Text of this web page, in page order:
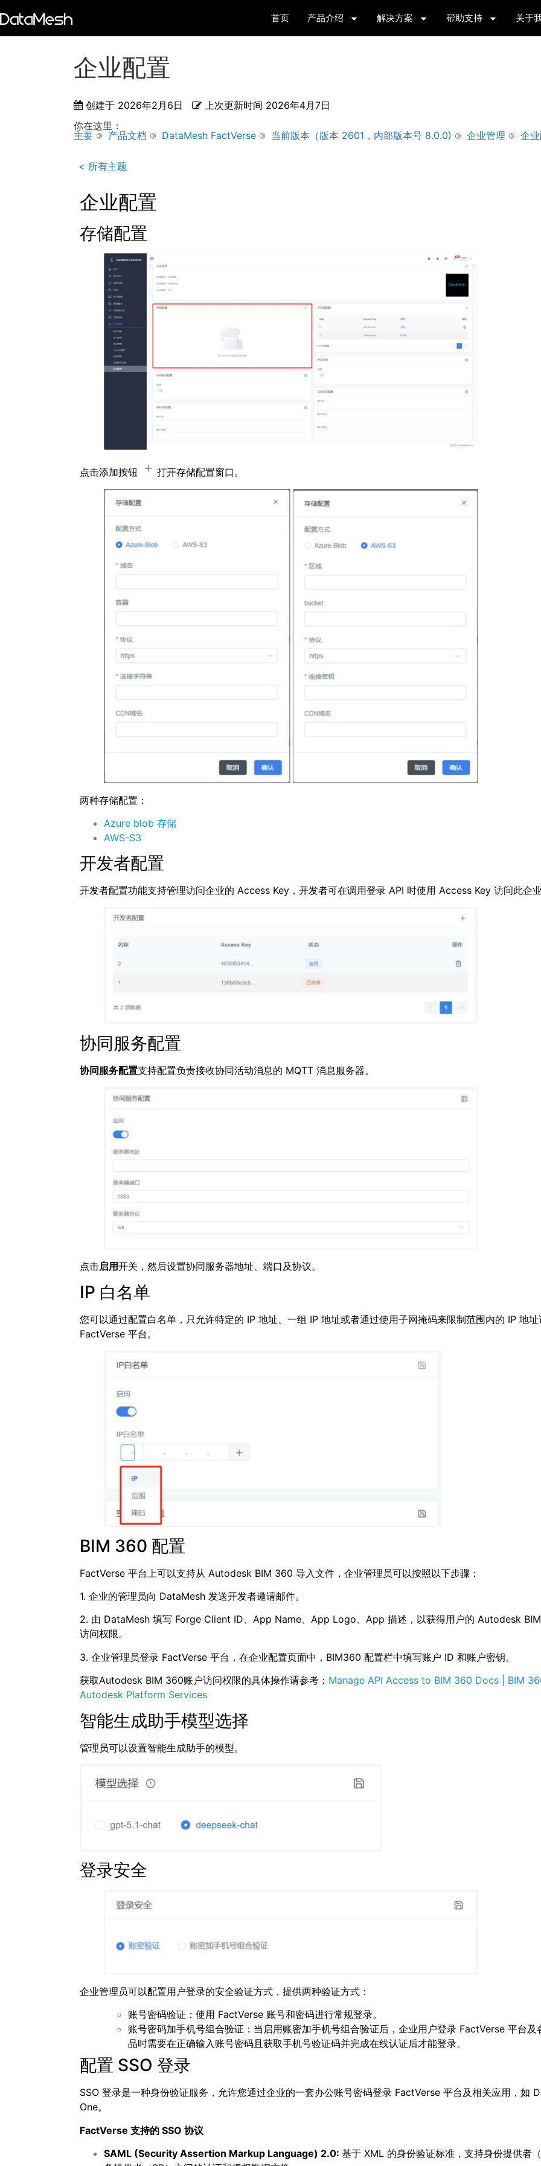
首页 产品介绍 解决方案 帮助支持 关于
企业配置
创建于 2026年2月6日 上次更新时间 2026年4月7日
你在这里：
主要
产品文档 DataMesh FactVerse 当前版本（版本 2601，内部版本号 8.0.0) 企业管理 企
< 所有主题
企业配置
存储配置
点击添加按钮 打开存储配置窗口。
两种存储配置：
Azure blob 存储
AWS-S3
开发者配置
开发者配置功能支持管理访问企业的 Access Key，开发者可在调用登录 API 时使用 Access Key 访问此企
协同服务配置
协同服务配置支持配置负责接收协同活动消息的 MQTT 消息服务器。
点击启用开关，然后设置协同服务器地址、端口及协议。
IP 白名单
您可以通过配置白名单，只允许特定的 IP 地址、一组 IP 地址或者通过使用子网掩码来限制范围内的 IP 地址
FactVerse 平台。
BIM 360 配置
FactVerse 平台上可以支持从 Autodesk BIM 360 导入文件，企业管理员可以按照以下步骤：
1. 企业的管理员向 DataMesh 发送开发者邀请邮件。
2. 由 DataMesh 填写 Forge Client ID、App Name、App Logo、App 描述，以获得用户的 Autodesk
访问权限。
3. 企业管理员登录 FactVerse 平台，在企业配置页面中，BIM360 配置栏中填写账户 ID 和账户密钥。
获取Autodesk BIM 360账户访问权限的具体操作请参考： Manage API Access to BIM 360 Docs | BIM
Autodesk Platform Services
智能生成助手模型选择
管理员可以设置智能生成助手的模型。
登录安全
企业管理员可以配置用户登录的安全验证方式，提供两种验证方式：
账号密码验证：使用 FactVerse 账号和密码进行常规登录。
账号密码加手机号组合验证：当启用账密加手机号组合验证后，企业用户登录 FactVerse 平台及
品时需要在正确输入账号密码且获取手机号验证码并完成在线认证后才能登录。
配置 SSO 登录
SSO 登录是一种身份验证服务，允许您通过企业的一套办公账号密码登录 FactVerse 平台及相关应用，如
One。
FactVerse 支持的 SSO 协议
SAML (Security Assertion Markup Language) 2.0: 基于 XML 的身份验证标准，支持身份提供者